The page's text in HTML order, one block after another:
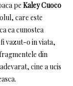
pe Kaley Cuoco
care este
ea cunostea
vazut-o in viata,
din
cine a ucis